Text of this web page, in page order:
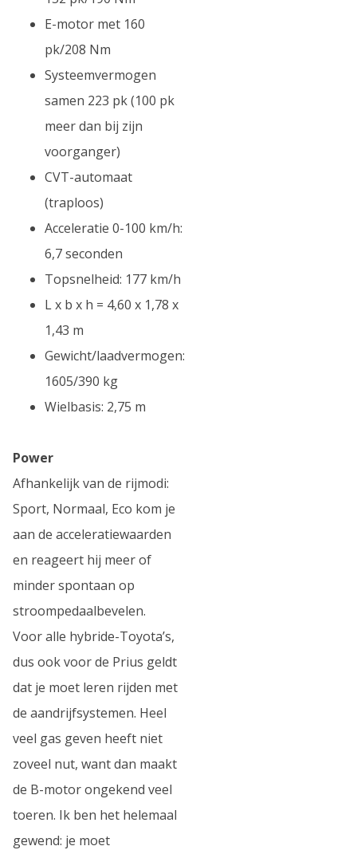
E-motor met 160
pk/208 Nm
Systeemvermogen
samen 223 pk (100 pk
meer dan bij zijn
voorganger)
CVT-automaat
(traploos)
Acceleratie 0-100 km/h:
6,7 seconden
Topsnelheid: 177 km/h
L x b x h = 4,60 x 1,78 x
1,43 m
Gewicht/laadvermogen:
1605/390 kg
Wielbasis: 2,75 m
Power
Afhankelijk van de rijmodi:
Sport, Normaal, Eco kom je
aan de acceleratiewaarden
en reageert hij meer of
minder spontaan op
stroompedaalbevelen.
Voor alle hybride-Toyota’s,
dus ook voor de Prius geldt
dat je moet leren rijden met
de aandrijfsystemen. Heel
veel gas geven heeft niet
zoveel nut, want dan maakt
de B-motor ongekend veel
toeren. Ik ben het helemaal
gewend: je moet